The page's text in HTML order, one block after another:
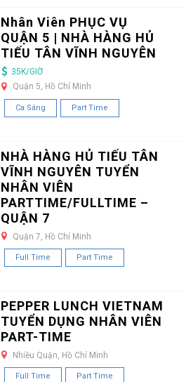
Nhân Viên PHỤC VỤ
QUẬN 5 | NHÀ HÀNG HỦ
TIẾU TÂN VĨNH NGUYÊN
35K/GIỜ
Quận 5, Hồ Chí Minh
Ca Sáng Part Time
NHÀ HÀNG HỦ TIẾU TÂN
VĨNH NGUYÊN TUYỂN
NHÂN VIÊN
PARTTIME/FULLTIME –
QUẬN 7
Quận 7, Hồ Chí Minh
Full Time Part Time
PEPPER LUNCH VIETNAM
TUYỂN DỤNG NHÂN VIÊN
PART-TIME
Nhiều Quận, Hồ Chí Minh
Full Time Part Time